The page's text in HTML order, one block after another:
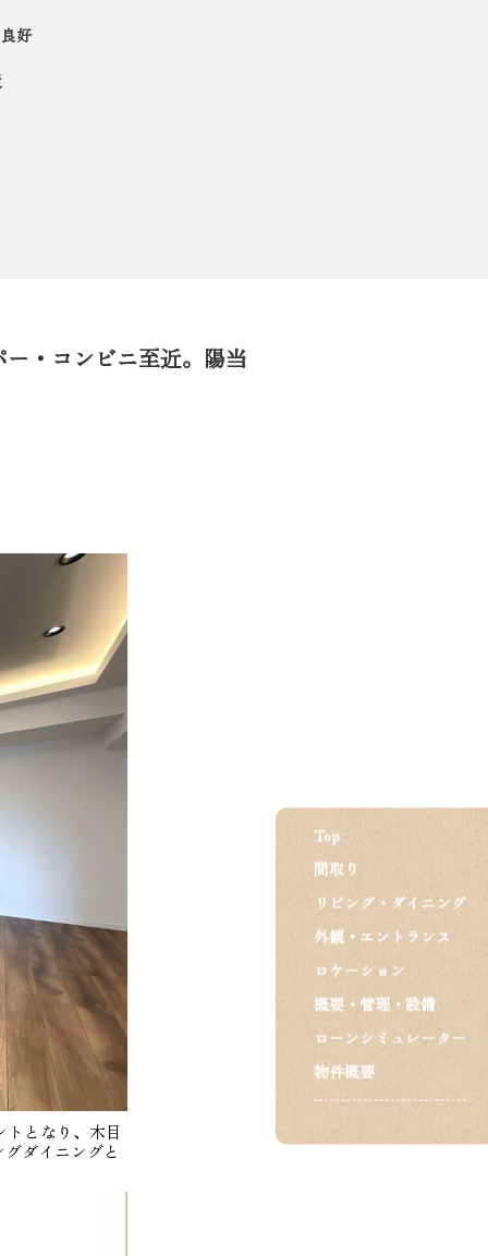
Top
間取り
リビング・ダイニング
外観・エントランス
ロケーション
概要・管理・設備
ローンシミュレーター
物件概要
好
・コンビニ至近。陽当
となり、木目
ダイニングと